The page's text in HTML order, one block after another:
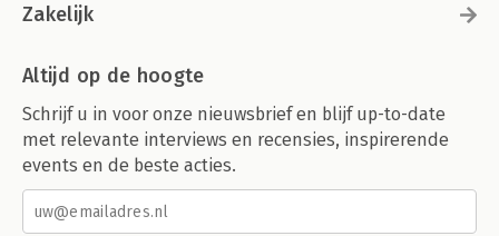
Zakelijk
Altijd op de hoogte
Schrijf u in voor onze nieuwsbrief en blijf up-to-date
met relevante interviews en recensies, inspirerende
events en de beste acties.